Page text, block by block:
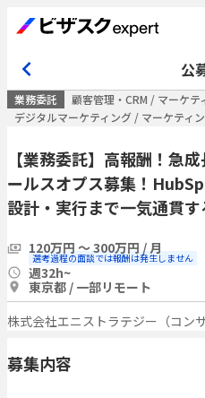
公
業務委託
顧客管理・CRM / マーケテ
デジタルマーケティング / マーケティ
【業務委託】高報酬！急
ールスオプス募集！
設計・実行まで一気通貫
120万円 〜 300万円 / 月
選考過程の面談では報酬は発生しません
週32h~
東京都 / 一部リモート
株式会社エニストラテジー（コン
募集内容